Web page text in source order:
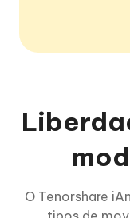
O Tenorshare